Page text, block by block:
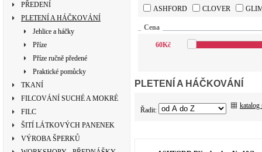
PŘEDENÍ
PLETENÍ A HÁČKOVÁNÍ
Jehlice a háčky
Příze
Příze ručně předené
Praktické pomůcky
TKANÍ
FILCOVÁNÍ SUCHÉ A MOKRÉ
FILC
ŠITÍ LÁTKOVÝCH PANENEK
VÝROBA ŠPERKŮ
ASHFORD
CLOVER
Cena
60Kč
PLETENÍ A HÁČKOVÁNÍ
Řadit:
katalog